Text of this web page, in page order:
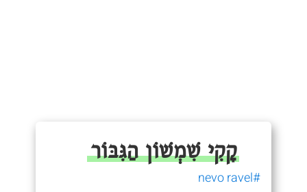
קָקִי שִׁמְשׁוֹן הַגִּבּוֹר
#nevo ravel